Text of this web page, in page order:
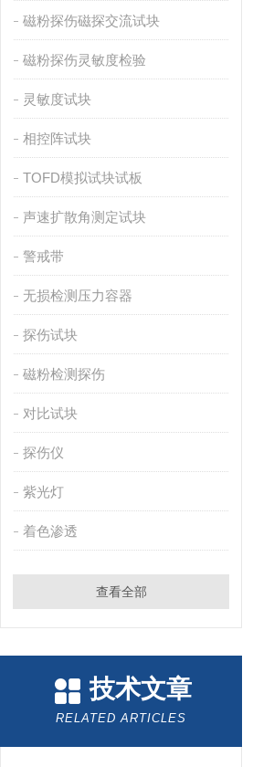
磁粉探伤磁探交流试块
磁粉探伤灵敏度检验
灵敏度试块
相控阵试块
TOFD模拟试块试板
声速扩散角测定试块
警戒带
无损检测压力容器
探伤试块
磁粉检测探伤
对比试块
探伤仪
紫光灯
着色渗透
查看全部
技术文章
RELATED ARTICLES